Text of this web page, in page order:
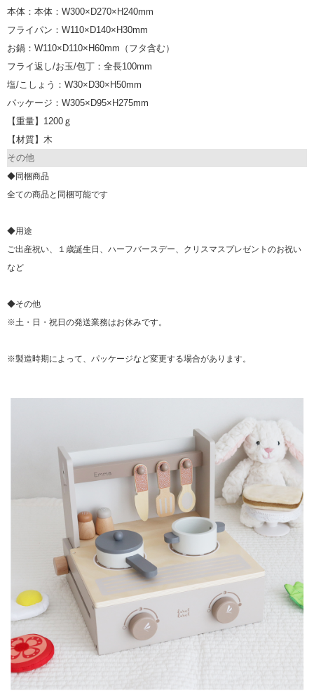
本体：本体：W300×D270×H240mm
フライパン：W110×D140×H30mm
お鍋：W110×D110×H60mm（フタ含む）
フライ返し/お玉/包丁：全長100mm
塩/こしょう：W30×D30×H50mm
パッケージ：W305×D95×H275mm
【重量】1200ｇ
【材質】木
その他
◆同梱商品
全ての商品と同梱可能です
◆用途
ご出産祝い、１歳誕生日、ハーフバースデー、クリスマスプレゼントのお祝い
など
◆その他
※土・日・祝日の発送業務はお休みです。
※製造時期によって、パッケージなど変更する場合があります。